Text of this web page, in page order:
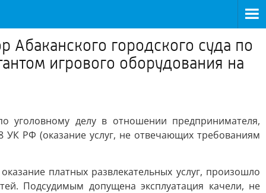
Абаканского городского суда по
игрового оборудования на
уголовному делу в отношении предпринимателя,
УК РФ (оказание услуг, не отвечающих требованиям
платных развлекательных услуг, произошло
Подсудимым допущена эксплуатация качели, не